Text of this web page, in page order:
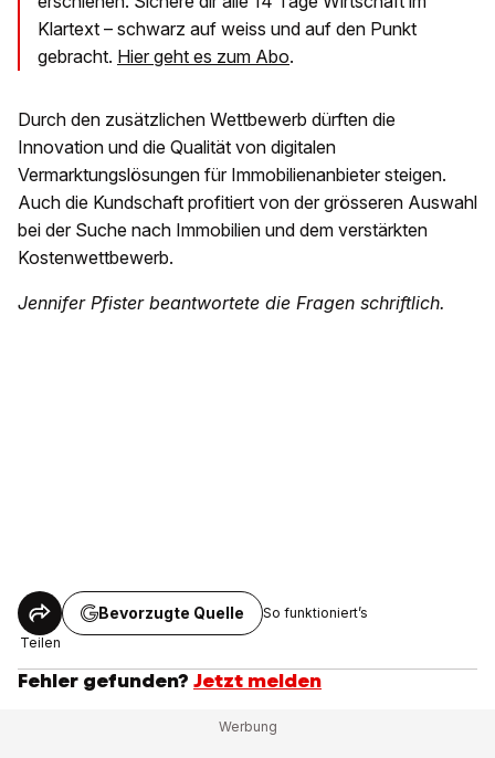
Klartext – schwarz auf weiss und auf den Punkt
gebracht. Hier geht es zum Abo.
Durch den zusätzlichen Wettbewerb dürften die
Innovation und die Qualität von digitalen
Vermarktungslösungen für Immobilienanbieter steigen.
Auch die Kundschaft profitiert von der grösseren Auswahl
bei der Suche nach Immobilien und dem verstärkten
Kostenwettbewerb.
Jennifer Pfister beantwortete die Fragen schriftlich.
Teilen
Bevorzugte Quelle So funktioniert’s
Fehler gefunden? Jetzt melden